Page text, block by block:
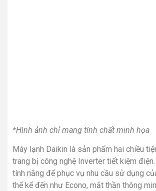
*Hình ảnh chỉ mang tính chất minh họa
Máy lạnh Daikin là sản phẩm hai chiều
trang bị công nghệ Inverter tiết kiệm
tính năng để phục vụ nhu cầu sử dụng
thể kể đến như Econo, mắt thần thông